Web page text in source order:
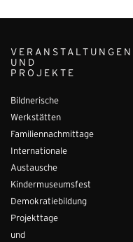
VERANSTALTUNGEN
UND
PROJEKTE
Bildnerische
Werkstätten
Familiennachmittage
Internationale
Austausche
Kindermuseumsfest
Demokratiebildung
Projekttage
und